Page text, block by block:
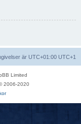
är UTC+01:00 UTC+1
Limited
2006-2020